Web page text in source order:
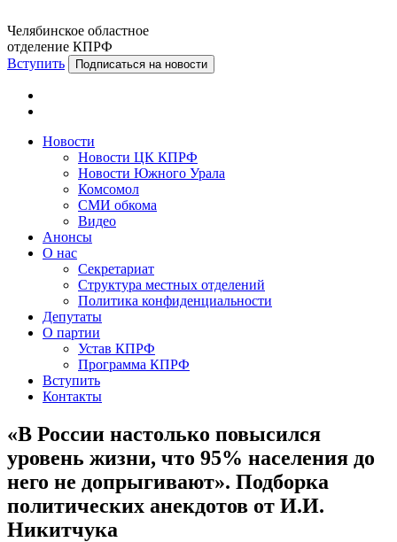
Челябинское областное
отделение КПРФ
Вступить
Подписаться на новости
Новости
Новости ЦК КПРФ
Новости Южного Урала
Комсомол
СМИ обкома
Видео
Анонсы
О нас
Секретариат
Структура местных отделений
Политика конфиденциальности
Депутаты
О партии
Устав КПРФ
Программа КПРФ
Вступить
Контакты
«В России настолько повысился
уровень жизни, что 95% населения до
него не допрыгивают». Подборка
политических анекдотов от И.И.
Никитчука